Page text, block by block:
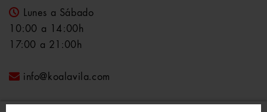
Lunes a Sábado
10:00 a 14:00h
17:00 a 21:00h
info@koalavila.com